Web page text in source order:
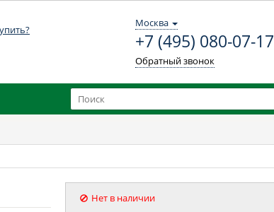
Москва
+7 (495) 080-07-17
Обратный звонок
Нет в наличии